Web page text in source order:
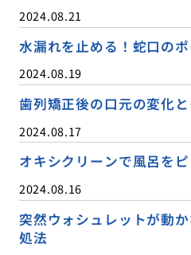
2024.08.21
水漏れを止める！蛇口の
2024.08.19
歯列矯正後の口元の変化
2024.08.17
オキシクリーンで風呂を
2024.08.16
突然ウォシュレットが動
処法